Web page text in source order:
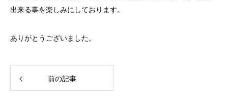
出来る事を楽しみにしております。
ありがとうございました。
前の記事